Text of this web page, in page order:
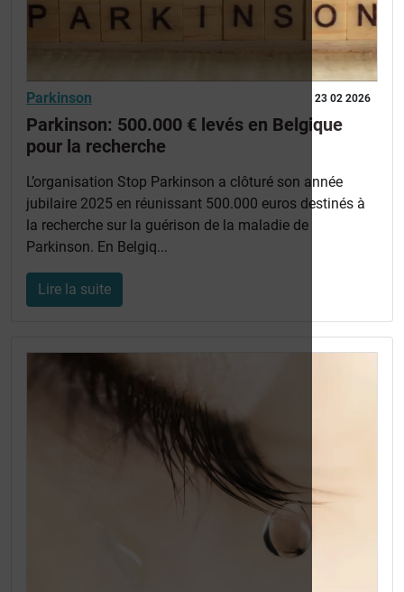
23 02 2026
Parkinson
Parkinson: 500.000 € levés en Belgique
pour la recherche
L’organisation Stop Parkinson a clôturé son année
jubilaire 2025 en réunissant 500.000 euros destinés à
la recherche sur la guérison de la maladie de
Parkinson. En Belgiq...
Lire la suite